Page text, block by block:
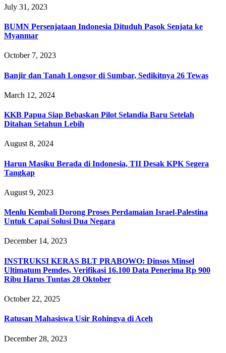
July 31, 2023
BUMN Persenjataan Indonesia Dituduh Pasok Senjata ke
Myanmar
October 7, 2023
Banjir dan Tanah Longsor di Sumbar, Sedikitnya 26 Tewas
March 12, 2024
KKB Papua Siap Bebaskan Pilot Selandia Baru Setelah
Ditahan Setahun Lebih
August 8, 2024
Harun Masiku Berada di Indonesia, TII Desak KPK Segera
Tangkap
August 9, 2023
Menlu Kembali Dorong Proses Perdamaian Israel-Palestina
Untuk Capai Solusi Dua Negara
December 14, 2023
INSTRUKSI KERAS BLT PRABOWO: Dinsos Minsel
Ultimatum Pemdes, Verifikasi 16.100 Data Penerima Rp 900
Ribu Harus Tuntas 28 Oktober
October 22, 2025
Ratusan Mahasiswa Usir Rohingya di Aceh
December 28, 2023